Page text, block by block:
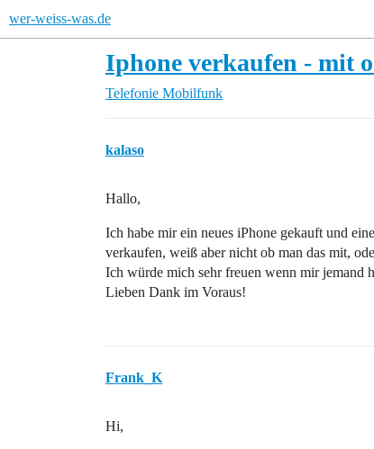
wer-weiss-was.de
Iphone verkaufen - mit
Telefonie Mobilfunk
kalaso
Hallo,
Ich habe mir ein neues iPhone gekauft und
verkaufen, weiß aber nicht ob man das mit,
Ich würde mich sehr freuen wenn mir jemand
Lieben Dank im Voraus!
Frank_K
Hi,